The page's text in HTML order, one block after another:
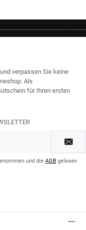
verpassen Sie keine
Als
für Ihren ersten
und die AGB gelesen